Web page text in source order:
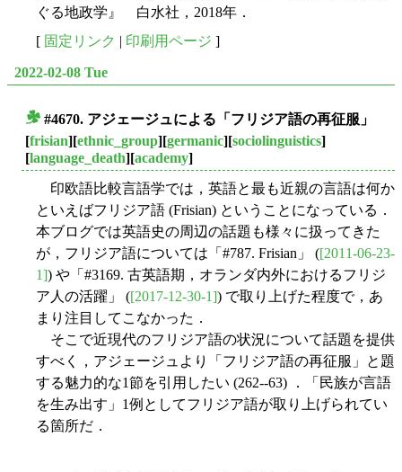
ぐる地政学』 白水社，2018年．
[ 固定リンク 印刷用ページ ]
2022-02-08 Tue
#4670. アジェージュによる「フリジア語の再征服」
[frisian][ethnic_group][germanic][sociolinguistics]
[language_death][academy]
印欧語比較言語学では，英語と最も近親の言語は何か
といえばフリジア語 (Frisian) ということになっている．
本ブログでは英語史の周辺の話題も様々に扱ってきた
が，フリジア語については「#787. Frisian」 ([2011-06-23-
1]) や「#3169. 古英語期，オランダ内外におけるフリジ
ア人の活躍」 ([2017-12-30-1]) で取り上げた程度で，あ
まり注目してこなかった．
そこで近現代のフリジア語の状況について話題を提供
すべく，アジェージュより「フリジア語の再征服」と題
する魅力的な1節を引用したい (262--63) ．「民族が言語
を生み出す」1例としてフリジア語が取り上げられてい
る箇所だ．